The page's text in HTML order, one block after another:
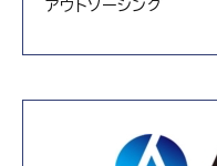
アウトソーシング